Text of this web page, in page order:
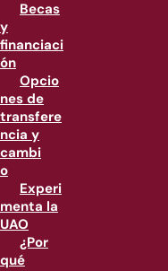
Becas
y
financiaci
ón
Opcio
nes de
transfere
ncia y
cambi
o
Experi
menta la
UAO
¿Por
qué